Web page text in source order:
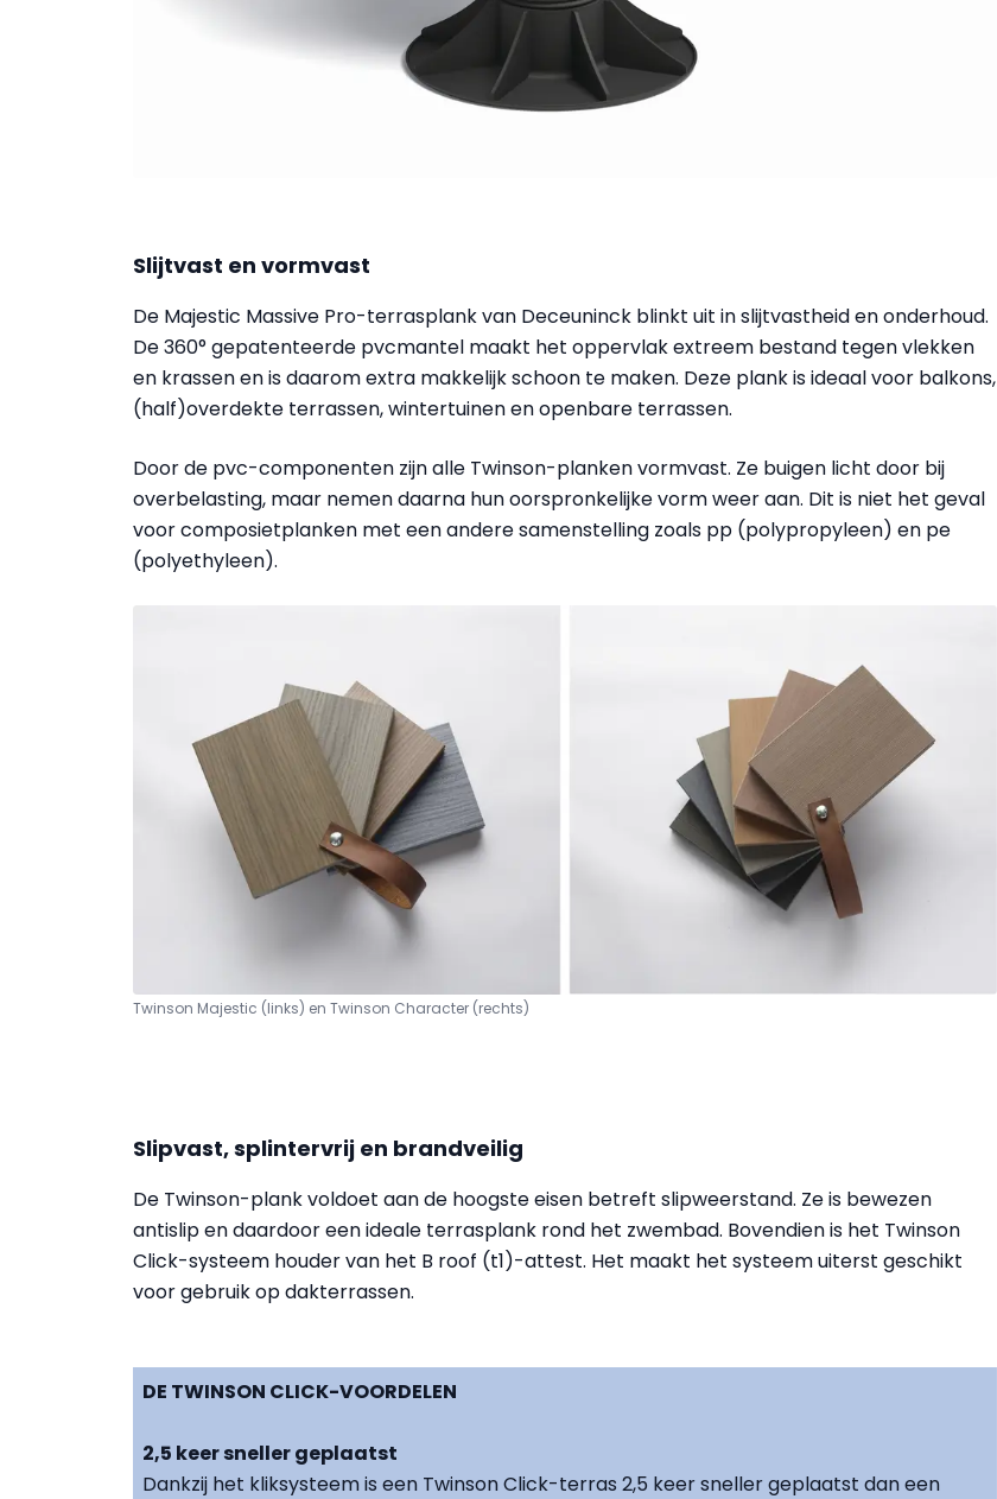
Slijtvast en vormvast
De Majestic Massive Pro-terrasplank van Deceuninck blinkt uit in slijtvastheid en onderhoud.
De 360° gepatenteerde pvcmantel maakt het oppervlak extreem bestand tegen vlekken
en krassen en is daarom extra makkelijk schoon te maken. Deze plank is ideaal voor balkons,
(half)overdekte terrassen, wintertuinen en openbare terrassen.
Door de pvc-componenten zijn alle Twinson-planken vormvast. Ze buigen licht door bij
overbelasting, maar nemen daarna hun oorspronkelijke vorm weer aan. Dit is niet het geval
voor composietplanken met een andere samenstelling zoals pp (polypropyleen) en pe
(polyethyleen).
Twinson Majestic (links) en Twinson Character (rechts)
Slipvast, splintervrij en brandveilig
De Twinson-plank voldoet aan de hoogste eisen betreft slipweerstand. Ze is bewezen
antislip en daardoor een ideale terrasplank rond het zwembad. Bovendien is het Twinson
Click-systeem houder van het B roof (t1)-attest. Het maakt het systeem uiterst geschikt
voor gebruik op dakterrassen.
DE TWINSON CLICK-VOORDELEN
2,5 keer sneller geplaatst
Dankzij het kliksysteem is een Twinson Click-terras 2,5 keer sneller geplaatst dan een